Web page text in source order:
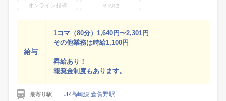
オンライン指導 その他
給与
1コマ（80分）1,640円〜2,301円
その他業務は時給1,100円
昇給あり！
報奨金制度もあります。
最寄り駅 JR高崎線 倉賀野駅